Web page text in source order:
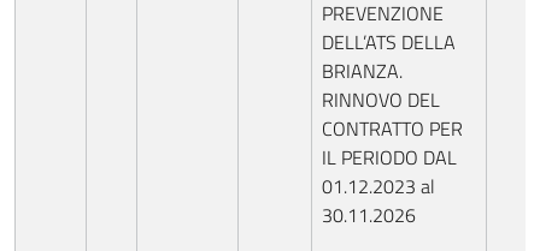
PREVENZIONE
DELL’ATS DELLA
BRIANZA.
RINNOVO DEL
CONTRATTO PER
IL PERIODO DAL
01.12.2023 al
30.11.2026